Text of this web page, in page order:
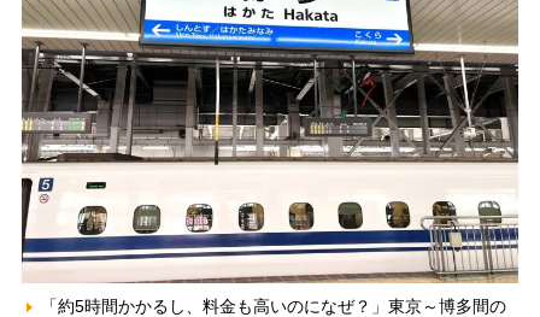
「約5時間かかるし、料金も高いのになぜ？」東京～博多間の